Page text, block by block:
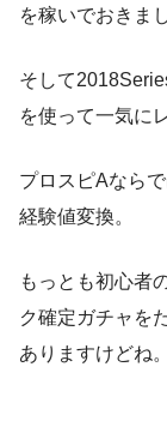
を稼いでおきま
そして
を使って一気に
プロスピAなら
経験値変換。
もっとも初心者
ク確定ガチャを
ありますけどね。